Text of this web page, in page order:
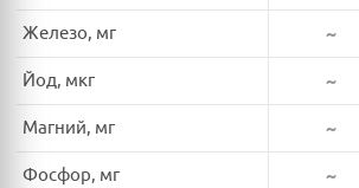
Железо, мг ~
Йод, мкг ~
Магний, мг ~
Фосфор, мг ~